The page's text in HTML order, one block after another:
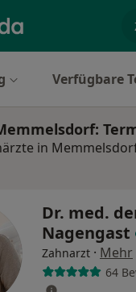
Verfügbare
in
Dr. med.
Nagengast
Zahnarzt · Mehr
64